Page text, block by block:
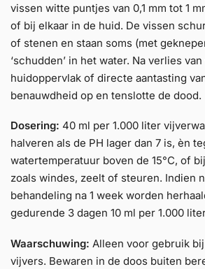
vissen witte puntjes van 0,1 mm tot 1
of bij elkaar in de huid. De vissen
of stenen en staan soms (met
‘schudden’ in het water. Na verlies
huidoppervlak of directe aantasting
benauwdheid op en tenslotte de dood.
Dosering: 40 ml per 1.000 liter
halveren als de PH lager dan 7 is, èn
watertemperatuur boven de 15°C, of
zoals windes, zeelt of steuren. Indien
behandeling na 1 week worden
gedurende 3 dagen 10 ml per 1.000
Waarschuwing: Alleen voor gebruik
vijvers. Bewaren in de doos buiten